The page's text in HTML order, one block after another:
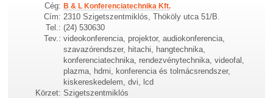
Cég: B & L Konferenciatechnika Kft.
Cím: 2310 Szigetszentmiklós, Thököly utca 51/B.
Tel.: (24) 530630
Tev.: videokonferencia, projektor, audiokonferencia,
szavazórendszer, hitachi, hangtechnika,
konferenciatechnika, rendezvénytechnika, videofal,
plazma, hdmi, konferencia és tolmácsrendszer,
kiskereskedelem, dvi, lcd
Körzet: Szigetszentmiklós